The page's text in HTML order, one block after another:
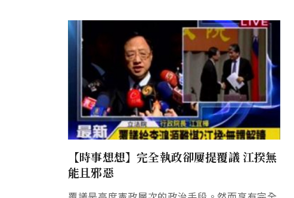
【時事想想】完全執政卻屢提覆議 江揆無
能且邪惡